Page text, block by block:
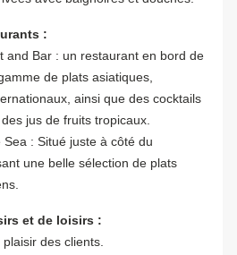
:
and Bar : un restaurant en bord de
de plats asiatiques,
ainsi que des cocktails
jus de fruits tropicaux.
: Situé juste à côté du
une belle sélection de plats
et de loisirs :
des clients.